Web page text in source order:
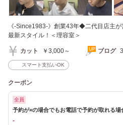
《-Since1983-》創業43年◆二代目店主
最新スタイル！＜理容室＞
カット ￥3,000～ ブログ
スマート支払いOK
クーポン
全員
予約が×の場合でもお電話で予約が取れる場
-